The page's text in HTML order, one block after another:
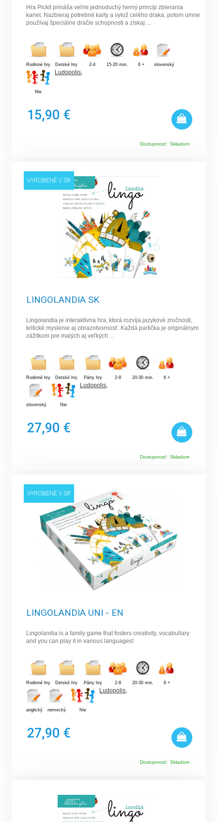
Hra Pickit prináša veľmi jednoduchý herný princíp zbierania
kariet. Nazbieraj potrebné karty a vylož celého draka, potom umne
používaj špeciálne dračie schopnosti a získaj ...
Rodinné hry Detské hry 2-4 15-20 min. 6 + slovenský
Nie
Ludopolis,
15,90 €
Dostupnosť: Skladom
VYROBENÉ V SR
LINGOLANDIA SK
Lingolandia je interaktívna hra, ktorá rozvíja jazykové zručnosti,
kritické myslenie aj obrazotvornosť. Každá partička je originálnym
zážitkom pre malých aj veľkých ...
Rodinné hry Detské hry Párty hry 2-8 20-30 min. 6 +
slovenský Nie
Ludopolis,
27,90 €
Dostupnosť: Skladom
VYROBENÉ V SR
LINGOLANDIA UNI - EN
Lingolandia is a family game that fosters creativity, vocabullary
and you can play it in various languages!
Rodinné hry Detské hry Párty hry 2-8 20-30 min. 6 +
anglický nemecký Nie
Ludopolis,
27,90 €
Dostupnosť: Skladom